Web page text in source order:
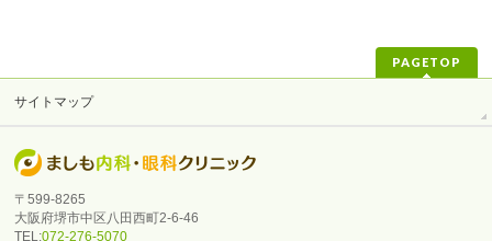
PAGETOP
サイトマップ
〒599-8265
大阪府堺市中区八田西町2-6-46
TEL:072-276-5070